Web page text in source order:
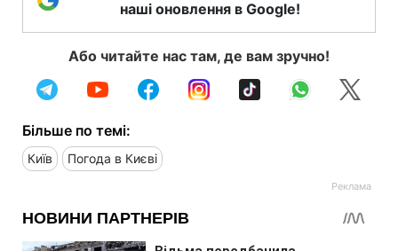
наші оновлення в Google!
Або читайте нас там, де вам зручно!
Більше по темі:
Київ Погода в Києві